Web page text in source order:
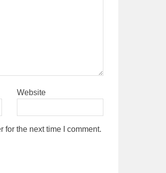
Website
for the next time I comment.